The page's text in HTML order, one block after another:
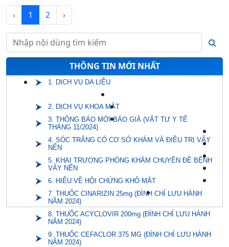
‹ 1 2 ›
THÔNG TIN MỚI NHẤT
1. DỊCH VỤ DA LIỄU
2. DỊCH VỤ KHOA MẮT
3. THÔNG BÁO MỜI BÁO GIÁ (VẬT TƯ Y TẾ
THÁNG 11/2024)
4. SÓC TRĂNG CÓ CƠ SỞ KHÁM VÀ ĐIỀU TRỊ VẨY
NẾN
5. KHAI TRƯƠNG PHÒNG KHÁM CHUYÊN ĐỀ BỆNH
VẢY NẾN
6. HIỂU VỀ HỘI CHỨNG KHÔ MẮT
7. THUỐC CINARIZIN 25mg (ĐÌNH CHỈ LƯU HÀNH
NĂM 2024)
8. THUỐC ACYCLOVIR 200mg (ĐÌNH CHỈ LƯU HÀNH
NĂM 2024)
9. THUỐC CEFACLOR 375 MG (ĐÌNH CHỈ LƯU HÀNH
NĂM 2024)